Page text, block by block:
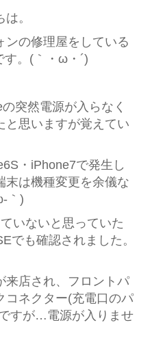
。
ンの修理屋をしている
す。(｀・ω・´)
突然電源が入らなく
と思いますが覚えてい
・iPhone7で発生し
末は機種変更を余儀な
｀)
いないと思っていた
でも確認されました。
来店され、フロントパ
コネクター(充電口のパ
すが…電源が入りませ